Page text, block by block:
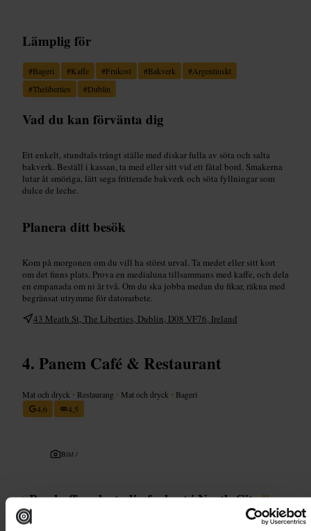
Lämplig för
#Bageri #Kaffe #Frukost #Bakverk #Argentinskt
#Theliberties #Dublin
Vad du kan förvänta dig
Ett enkelt, stundtals trångt ställe med diskar fulla av söta och salta
bakverk. Beställ i kassan, ta med eller sitt vid ett fåtal bord. Smakerna
lutar åt smöriga, lätt sega fritterade bakverk och söta fyllningar som
dulce de leche.
Planera ditt besök
Kom på morgonen om du vill ha störst urval. Ta medet eller sitt kort
om det finns plats. Prova en medialuna tillsammans med kaffe, och dela
en empanada om ni är två. Om du ska jobba medan du fikar, räkna med
begränsat utrymme för datorarbete.
43 Meath St, The Liberties, Dublin, D08 VF76, Ireland
Panem Café & Restaurant
Mat och dryck • Restaurang • Mat och dryck • Bageri
4,6
4,5
Bild /
“Bra kaffe och stadig frukost i North City.”